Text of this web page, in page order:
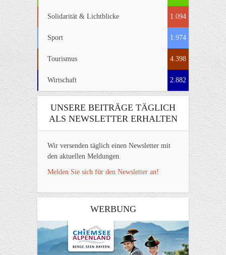
Solidarität & Lichtblicke 1.094
Sport 1.974
Tourismus 4.398
Wirtschaft 2.882
UNSERE BEITRÄGE TÄGLICH
ALS NEWSLETTER ERHALTEN
Wir versenden täglich einen Newsletter mit
den aktuellen Meldungen.
Melden Sie sich für den Newsletter an!
WERBUNG